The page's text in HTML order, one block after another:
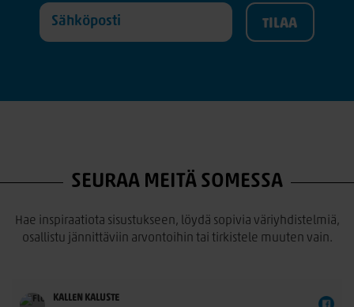
SEURAA MEITÄ SOMESSA
Hae inspiraatiota sisustukseen, löydä sopivia väriyhdistelmiä,
osallistu jännittäviin arvontoihin tai tirkistele muuten vain.
KALLEN KALUSTE